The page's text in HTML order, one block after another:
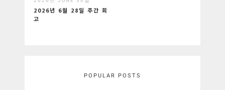
2026년 6월 28일 주간 회
고
POPULAR POSTS